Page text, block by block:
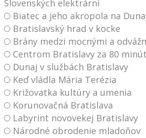
Slovenských elektrární
Biatec a jeho akropola na
Bratislavský hrad v kocke
Brány medzi mocnými a
Centrom Bratislavy za 80 minút
Dunaj v službách Bratislavy
Keď vládla Mária Terézia
Križovatka kultúry a umenia
Korunovačná Bratislava
Labyrint novovekej Bratislavy
Národné obrodenie mladoňov